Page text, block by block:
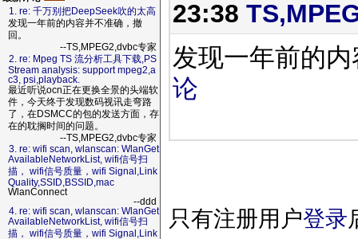
1. re: 千万别把DeepSeek吹的太高
发现一年前的内容并不准确，撤
回。
--TS,MPEG2,dvbc专家
2. re: Mpeg TS 流分析工具下载,PS
Stream analysis: support mpeg2,a
c3, psi,playback.
最近听说ocn正在更换全景的头端软
件，今天终于发现数码视讯走弯路
了，在DSMCC的包的发送方面，存
在的耽搁时间的问题。
--TS,MPEG2,dvbc专家
3. re: wifi scan, wlanscan: WlanGet
AvailableNetworkList, wifi信号扫
描， wifi信号质量，wifi Signal,Link
Quality,SSID,BSSID,mac
WlanConnect
--ddd
4. re: wifi scan, wlanscan: WlanGet
AvailableNetworkList, wifi信号扫
描， wifi信号质量，wifi Signal,Link
23:38
发现一年前的
论
只有注册用户登录